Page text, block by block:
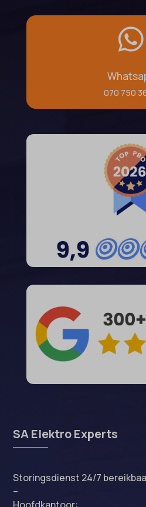

070 750
SA Elektro Experts
Storingsdienst 24/7
–
Hoofdkantoor: